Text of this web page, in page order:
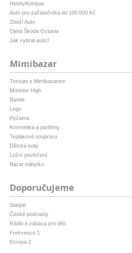
HobbyKompas
Auto pro začátečníka do 100 000 Kč
Zboží Auto
Ojetá Škoda Octavia
Jak vybrat auto?
Mimibazar
Testujte s Mimibazarem
Monster High
Barbie
Lego
Pyžama
Kosmetika a parfémy
Teplákové soupravy
Dětské boty
Ložní povlečení
Bazar nábytku
Doporučujeme
Starjob
České podcasty
Rádio a zábava pro děti
Frekvence 1
Evropa 2